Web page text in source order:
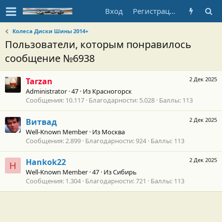
Вход Регистрация
Колеса Диски Шины 2014+
Пользователи, которым понравилось
сообщение №6938
2 Дек 2025
Tarzan
Administrator ·47 · Из Красногорск
Сообщения 10.117 Благодарности 5.028 Баллы 113
2 Дек 2025
Витвад
Well-Known Member · Из Москва
Сообщения 2.899 Благодарности 924 Баллы 113
H
2 Дек 2025
Hankok22
Well-Known Member ·47 · ИзСибирь
Сообщения 1.304 Благодарности 721 Баллы 113